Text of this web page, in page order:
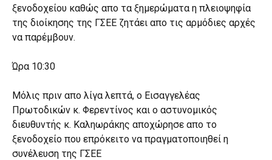
ξενοδοχείου καθώς απο τα ξημερώματα η πλειοψηφία
της διοίκησης της ΓΣΕΕ ζητάει απο τις αρμόδιες αρχές
να παρέμβουν.
Ώρα 10:30
Μόλις πριν απο λίγα λεπτά, ο Εισαγγελέας
Πρωτοδικών κ. Φερεντίνος και ο αστυνομικός
διευθυντής κ. Καληωράκης αποχώρησε απο το
ξενοδοχείο που επρόκειτο να πραγματοποιηθεί η
συνέλευση της ΓΣΕΕ